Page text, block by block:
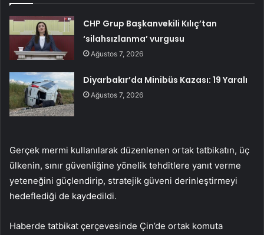
CHP Grup Başkanvekili Kılıç’tan
‘silahsızlanma’ vurgusu
Ağustos 7, 2026
Diyarbakır’da Minibüs Kazası: 19 Yaralı
Ağustos 7, 2026
Gerçek mermi kullanılarak düzenlenen ortak tatbikatın, üç
ülkenin, sınır güvenliğine yönelik tehditlere yanıt verme
yeteneğini güçlendirip, stratejik güveni derinleştirmeyi
hedeflediği de kaydedildi.
Haberde tatbikat çerçevesinde Çin’de ortak komuta